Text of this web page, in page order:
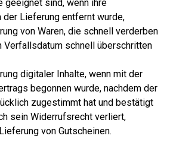
geeignet sind, wenn ihre
der Lieferung entfernt wurde,
von Waren, die schnell verderben
Verfallsdatum schnell überschritten
digitaler Inhalte, wenn mit der
begonnen wurde, nachdem der
zugestimmt hat und bestätigt
sein Widerrufsrecht verliert,
von Gutscheinen.